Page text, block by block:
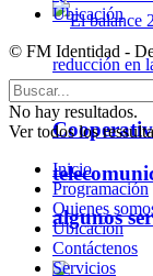
algunos
Ubicación
© FM Identidad -
No hay resultados.
Ver todos los
Inicio
Programación
Quienes
Ubicación
Contáctenos
Servicios